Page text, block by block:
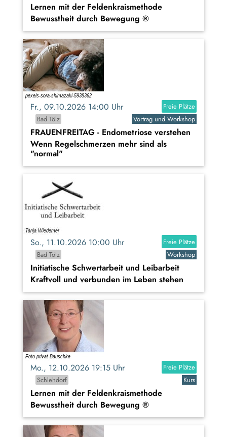
Lernen mit der Feldenkraismethode
Bewusstheit durch Bewegung ®
Fr., 09.10.2026 14:00 Uhr
Freie Plätze
Bad Tölz
Vortrag und Workshop
FRAUENFREITAG - Endometriose verstehen
Wenn Regelschmerzen mehr sind als
"normal"
So., 11.10.2026 10:00 Uhr
Freie Plätze
Bad Tölz
Workshop
Initiatische Schwertarbeit und Leibarbeit
Kraftvoll und verbunden im Leben stehen
Mo., 12.10.2026 19:15 Uhr
Freie Plätze
Schlehdorf
Kurs
Lernen mit der Feldenkraismethode
Bewusstheit durch Bewegung ®